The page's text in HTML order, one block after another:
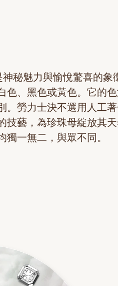
秘魅力與愉悅驚喜的象
色、黑色或黃色。它的
。勞力士決不選用人工
技藝，為珍珠母綻放其
一無二，與眾不同。